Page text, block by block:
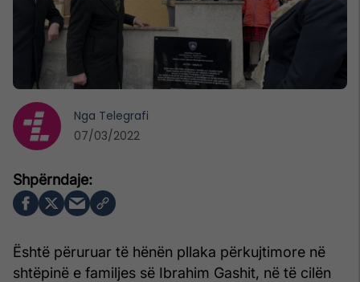
Është përuruar të hënën pllaka përkujtimore në
shtëpinë e familjes së Ibrahim Gashit, në të cilën
Nga Telegrafi
07/03/2022